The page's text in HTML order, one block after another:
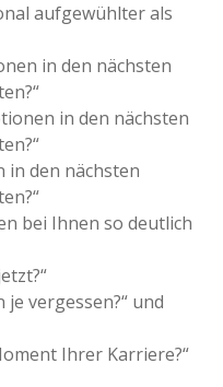
aufgewühlter als
in den nächsten
in den nächsten
in den nächsten
bei Ihnen so deutlich
je vergessen?“ und
Ihrer Karriere?“